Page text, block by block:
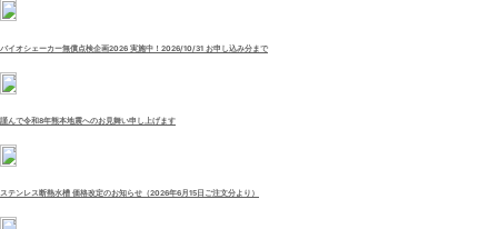
バイオシェーカー無償点検企画2026 実施中！2026/10/31 お申し込み分まで
謹んで令和8年熊本地震へのお見舞い申し上げます
ステンレス断熱水槽 価格改定のお知らせ（2026年6月15日ご注文分より）